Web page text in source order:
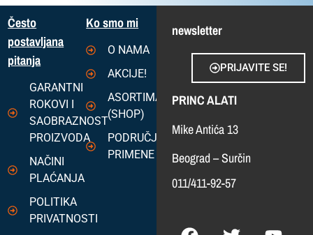
Često
postavljana
pitanja
GARANTNI
ROKOVI I
SAOBRAZNOST
PROIZVODA
NAČINI
PLAĆANJA
POLITIKA
PRIVATNOSTI
Ko smo mi
O NAMA
AKCIJE!
ASORTIMAN
(SHOP)
PODRUČJA
PRIMENE
newsletter
PRIJAVITE SE!
PRINC ALATI
Mike Antića 13
Beograd – Surčin
011/411-92-57